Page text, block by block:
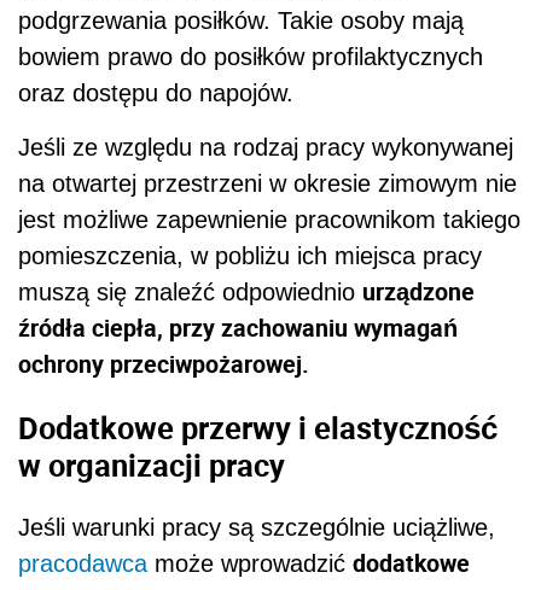
podgrzewania posiłków. Takie osoby mają
bowiem prawo do posiłków profilaktycznych
oraz dostępu do napojów.
Jeśli ze względu na rodzaj pracy wykonywanej
na otwartej przestrzeni w okresie zimowym nie
jest możliwe zapewnienie pracownikom takiego
pomieszczenia, w pobliżu ich miejsca pracy
muszą się znaleźć odpowiednio urządzone
źródła ciepła, przy zachowaniu wymagań
ochrony przeciwpożarowej.
Dodatkowe przerwy i elastyczność
w organizacji pracy
Jeśli warunki pracy są szczególnie uciążliwe,
pracodawca może wprowadzić dodatkowe